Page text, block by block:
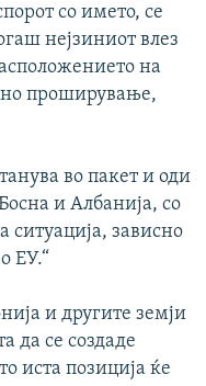
со името, се
нејзиниот влез
на
проширување,
во пакет и оди
и Албанија, со
ситуација, зависно
ЕУ.“
и другите земји
да се создаде
иста позиција ќе